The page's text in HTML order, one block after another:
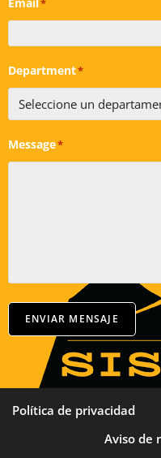
*
Department*
Message*
ENVIAR MENSAJE
Política de privacidad
Aviso de